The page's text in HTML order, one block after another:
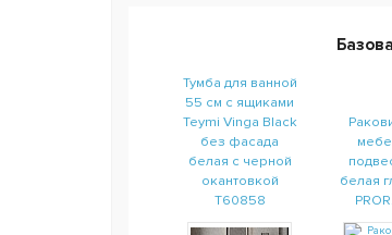
Тумба для ванной
55 см с ящиками
Teymi Vinga Black
без фасада
белая с черной
окантовкой
T60858
белая